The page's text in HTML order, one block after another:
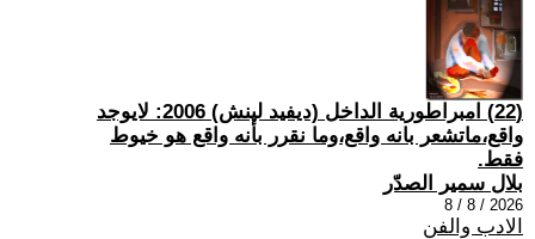
(22) امبراطورية الداخل (ديفيد لينش) 2006: لايوجد
واقع،ماتشعر بانه واقع،وما نقرر بأنه واقع هو خيوط
فقط.
بلال سمير الصدّر
2026 / 8 / 8
الادب والفن